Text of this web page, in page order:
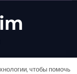
чтобы помочь